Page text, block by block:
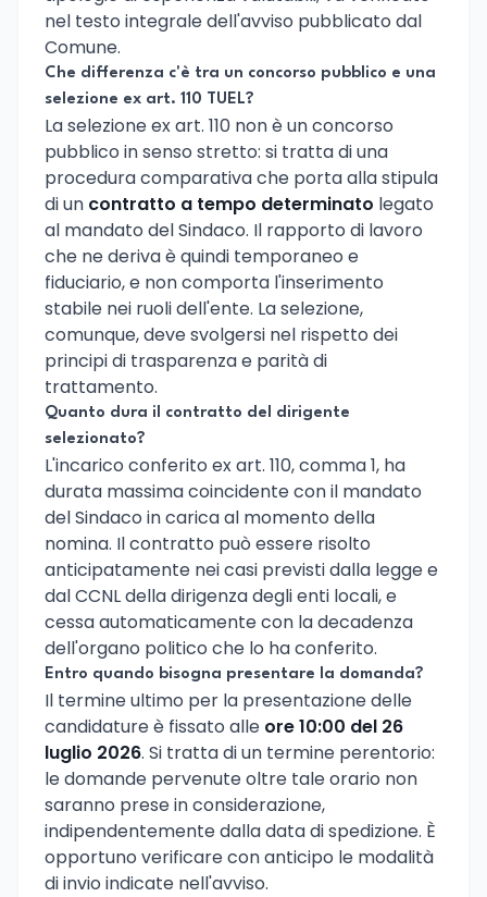
nel testo integrale dell'avviso pubblicato dal
Comune.
Che differenza c'è tra un concorso pubblico e una
selezione ex art. 110 TUEL?
La selezione ex art. 110 non è un concorso
pubblico in senso stretto: si tratta di una
procedura comparativa che porta alla stipula
di un contratto a tempo determinato legato
al mandato del Sindaco. Il rapporto di lavoro
che ne deriva è quindi temporaneo e
fiduciario, e non comporta l'inserimento
stabile nei ruoli dell'ente. La selezione,
comunque, deve svolgersi nel rispetto dei
principi di trasparenza e parità di
trattamento.
Quanto dura il contratto del dirigente
selezionato?
L'incarico conferito ex art. 110, comma 1, ha
durata massima coincidente con il mandato
del Sindaco in carica al momento della
nomina. Il contratto può essere risolto
anticipatamente nei casi previsti dalla legge e
dal CCNL della dirigenza degli enti locali, e
cessa automaticamente con la decadenza
dell'organo politico che lo ha conferito.
Entro quando bisogna presentare la domanda?
Il termine ultimo per la presentazione delle
candidature è fissato alle ore 10:00 del 26
luglio 2026. Si tratta di un termine perentorio:
le domande pervenute oltre tale orario non
saranno prese in considerazione,
indipendentemente dalla data di spedizione. È
opportuno verificare con anticipo le modalità
di invio indicate nell'avviso.